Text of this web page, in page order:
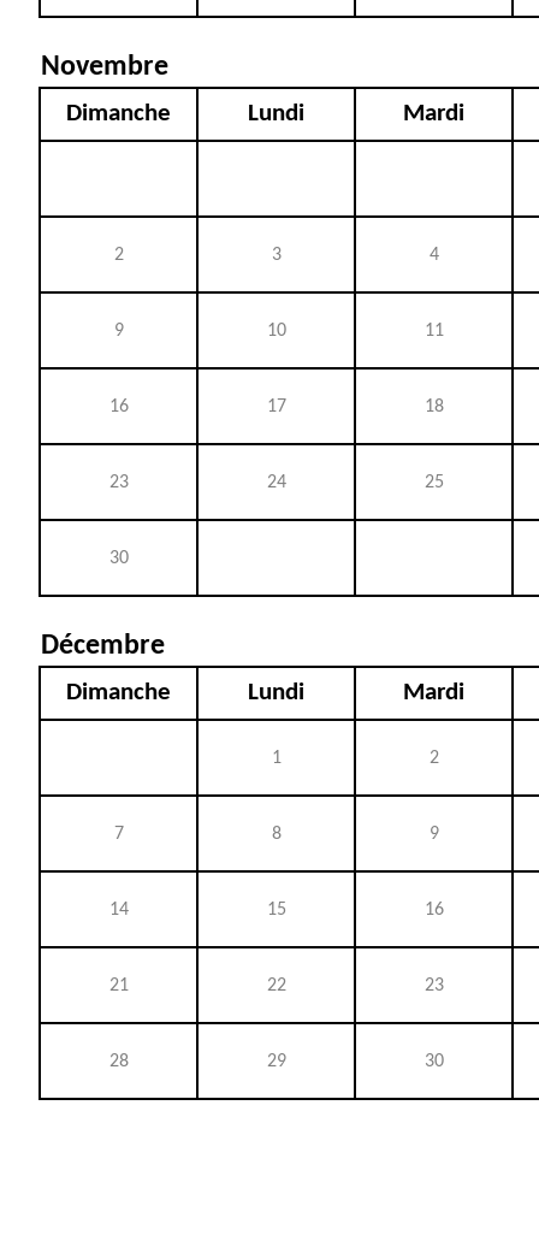
Novembre
Dimanche Lundi Mardi
2 3 4
9 10 11
16 17 18
23 24 25
30
Décembre
Dimanche Lundi Mardi
1 2
7 8 9
14 15 16
21 22 23
28 29 30